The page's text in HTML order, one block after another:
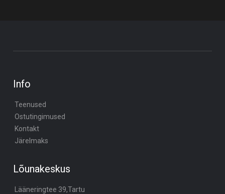
Info
Teenused
Ostutingimused
Kontakt
Järelmaks
Lõunakeskus
Lääneringtee 39,Tartu